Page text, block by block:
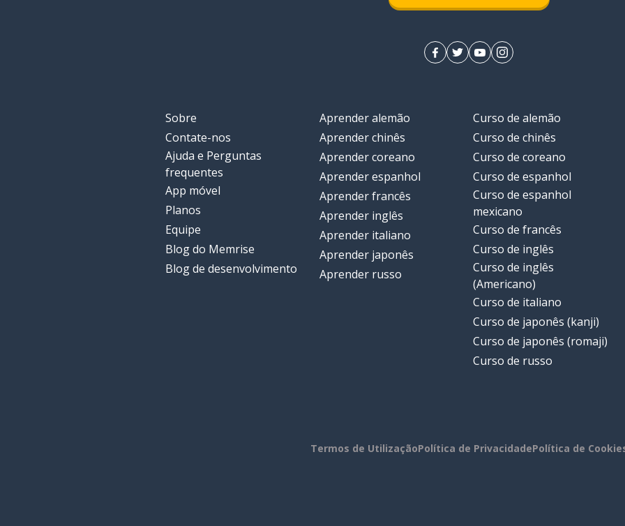
Sobre
Contate-nos
Ajuda e Perguntas
frequentes
App móvel
Planos
Equipe
Blog do Memrise
Blog de desenvolvimento
Aprender alemão
Aprender chinês
Aprender coreano
Aprender espanhol
Aprender francês
Aprender inglês
Aprender italiano
Aprender japonês
Aprender russo
Curso de alemão
Curso de chinês
Curso de coreano
Curso de espanhol
Curso de espanhol
mexicano
Curso de francês
Curso de inglês
Curso de inglês
(Americano)
Curso de italiano
Curso de japonês (kanji)
Curso de japonês (romaji)
Curso de russo
Termos de UtilizaçãoPolítica de PrivacidadePolítica de